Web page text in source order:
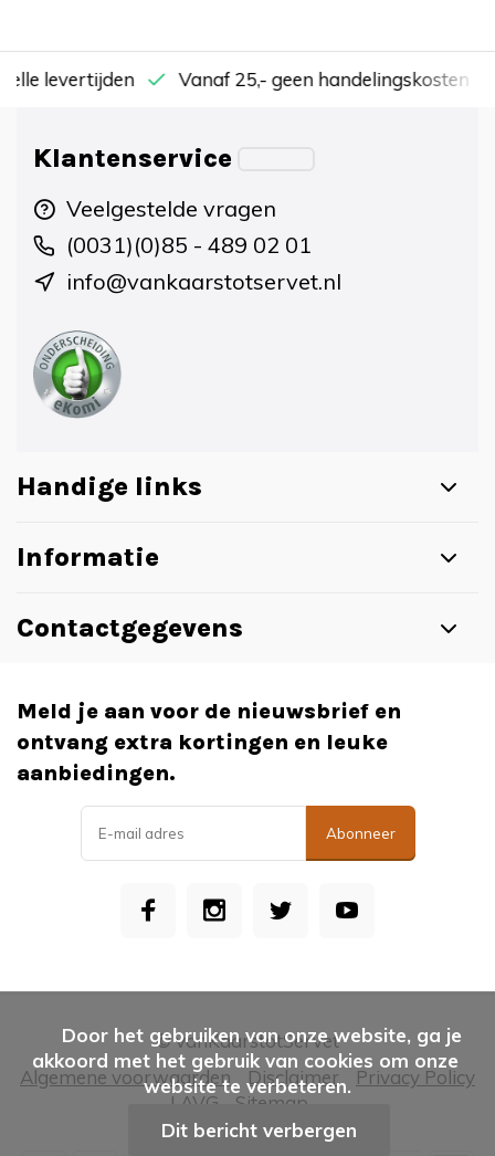
levertijden Vanaf 25,- geen handelingskosten
Klantenservice
Veelgestelde vragen
(0031)(0)85 - 489 02 01
info@vankaarstotservet.nl
Handige links
Informatie
Contactgegevens
Meld je aan voor de nieuwsbrief en
ontvang extra kortingen en leuke
aanbiedingen.
Abonneer
Algemene voorwaarden Disclaimer
Privacy Policy
| AVG
Sitemap
© vanKaarstotServet
akkoord met het gebruik van cookies om onze
website te verbeteren.
Dit bericht verbergen